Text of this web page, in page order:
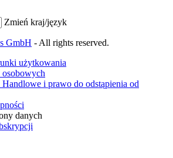
Zmień kraj/język
GmbH - All rights reserved.
użytkowania
osobowych
i prawo do odstąpienia od
danych